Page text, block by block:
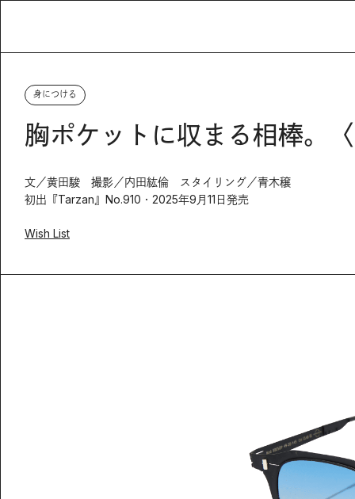
身につける
胸ポケットに収まる相棒。
文／黄田駿 撮影／内田紘倫 スタイリング／青木穣
初出『Tarzan』No.910・2025年9月11日発売
Wish List